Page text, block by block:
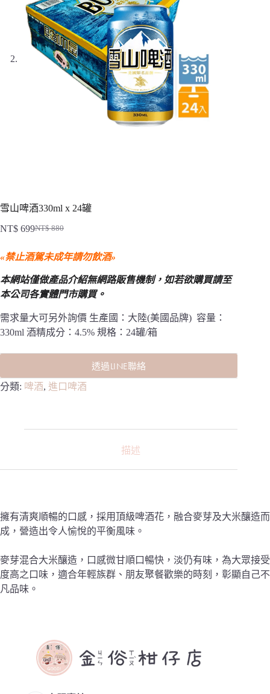
雪山啤酒330ml x 24罐
NT$880
始
價
格：
NT$ 880。
NT$ 699
前
價
格：
NT$ 699。
«禁止酒駕未成年請勿飲酒»
本網站僅做產品介紹無網路販售機制， 如若欲購買請至
本公司各實體門市購買。
需求量大可另外詢價 生產國：大陸(美國品牌) 容量：
330ml 酒精成分：4.5% 規格：24罐/箱
透過LINE聯絡
分類: 啤酒, 進口啤酒
描述
擁有清爽順暢的口感，採用頂級啤酒花，融合麥芽及大米釀造而
成，營造出令人愉悅的平衡風味。
麥芽混合大米釀造，口感微甘順口暢快，淡仍有味，為大眾接受
度高之口味，適合年輕族群、朋友聚餐歡樂的時刻，彰顯自己不
凡品味。